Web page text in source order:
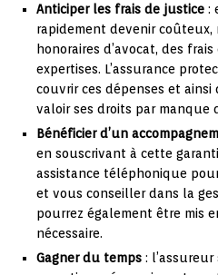
Anticiper les frais de justice :
rapidement devenir coûteux,
honoraires d’avocat, des
expertises. L’assurance
couvrir ces dépenses et ainsi
valoir ses droits par manque
Bénéficier d’un
en souscrivant à cette
assistance téléphonique
et vous conseiller dans la
pourrez également être mis
nécessaire.
Gagner du temps :